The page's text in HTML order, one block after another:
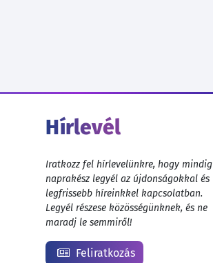
Hírlevél
Iratkozz fel hírlevelünkre, hogy mindig
naprakész legyél az újdonságokkal és
legfrissebb híreinkkel kapcsolatban.
Legyél részese közösségünknek, és ne
maradj le semmiről!
Feliratkozás